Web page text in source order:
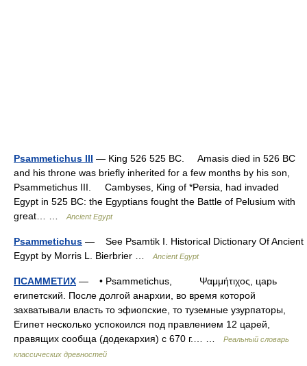
Psammetichus III — King 526 525 BC. Amasis died in 526 BC
and his throne was briefly inherited for a few months by his son,
Psammetichus III. Cambyses, King of *Persia, had invaded
Egypt in 525 BC: the Egyptians fought the Battle of Pelusium with
great… …
Ancient Egypt
Psammetichus — See Psamtik I. Historical Dictionary Of Ancient
Egypt by Morris L. Bierbrier …
Ancient Egypt
ПСАММЕТИХ — • Psammetichus, Ψαμμήτιχος, царь
египетский. После долгой анархии, во время которой
захватывали власть то эфиопские, то туземные узурпаторы,
Египет несколько успокоился под правлением 12 царей,
правящих сообща (додекархия) с 670 г.… …
Реальный словарь
классических древностей